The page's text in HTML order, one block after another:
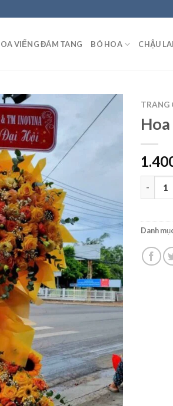
VIẾNG ĐÁM TANG BÓ HOA CHẬU
TRANG
Hoa
Danh